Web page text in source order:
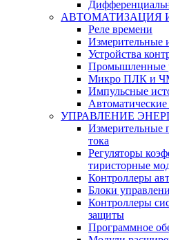
АВТОМАТИЗАЦИЯ
Реле времени
Измерительные
Устройства
Промышленные
Микро ПЛК и
Импульсные
Автоматические
УПРАВЛЕНИЕ
Измерительные
тока
Регуляторы
тиристорные
Контроллеры
Блоки
Контроллеры
защиты
Программное